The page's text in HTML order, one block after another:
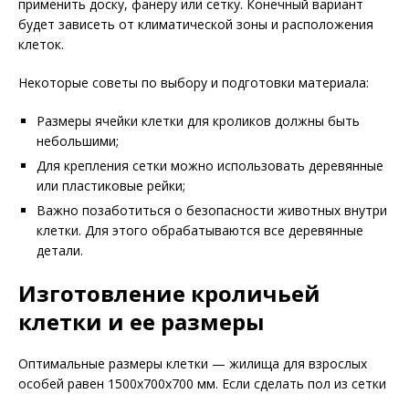
применить доску, фанеру или сетку. Конечный вариант
будет зависеть от климатической зоны и расположения
клеток.
Некоторые советы по выбору и подготовки материала:
Размеры ячейки клетки для кроликов должны быть
небольшими;
Для крепления сетки можно использовать деревянные
или пластиковые рейки;
Важно позаботиться о безопасности животных внутри
клетки. Для этого обрабатываются все деревянные
детали.
Изготовление кроличьей
клетки и ее размеры
Оптимальные размеры клетки — жилища для взрослых
особей равен 1500х700х700 мм. Если сделать пол из сетки